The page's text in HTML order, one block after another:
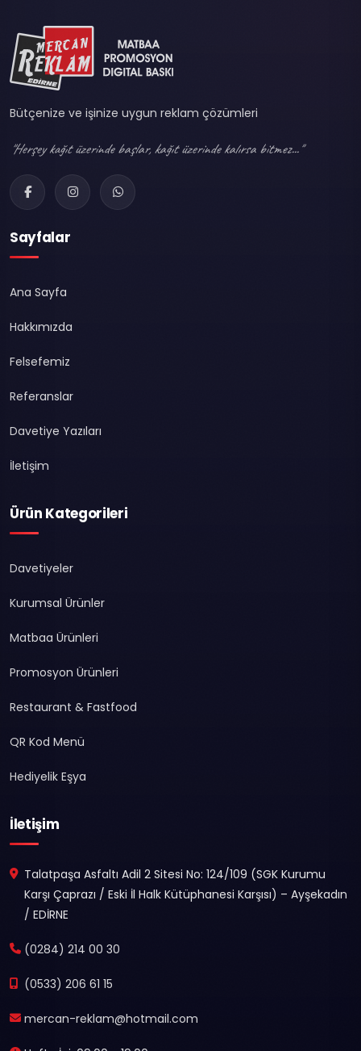
Bütçenize ve işinize uygun reklam çözümleri
"Herşey kağıt üzerinde başlar, kağıt üzerinde kalırsa bitmez..."
Sayfalar
Ana Sayfa
Hakkımızda
Felsefemiz
Referanslar
Davetiye Yazıları
İletişim
Ürün Kategorileri
Davetiyeler
Kurumsal Ürünler
Matbaa Ürünleri
Promosyon Ürünleri
Restaurant & Fastfood
QR Kod Menü
Hediyelik Eşya
İletişim
Talatpaşa Asfaltı Adil 2 Sitesi No: 124/109 (SGK Kurumu
Karşı Çaprazı / Eski İl Halk Kütüphanesi Karşısı) – Ayşekadın
/ EDİRNE
(0284) 214 00 30
(0533) 206 61 15
mercan-reklam@hotmail.com